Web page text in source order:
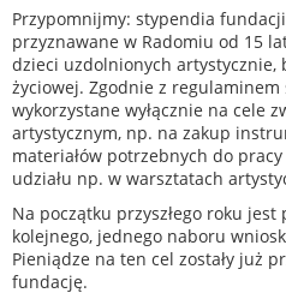
Przypomnijmy: stypendia
przyznawane w Radomiu od 15
dzieci uzdolnionych
życiowej. Zgodnie z
wykorzystane wyłącznie na cele
artystycznym, np. na zakup
materiałów potrzebnych do
udziału np. w warsztatach
Na początku przyszłego roku jest
kolejnego, jednego naboru
Pieniądze na ten cel zostały już
fundację.